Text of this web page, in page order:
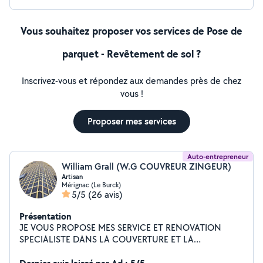
Vous souhaitez proposer vos services de Pose de
parquet - Revêtement de sol ?
Inscrivez-vous et répondez aux demandes près de chez
vous !
Proposer mes services
Auto-entrepreneur
William Grall (W.G COUVREUR ZINGEUR)
Artisan
Mérignac (Le Burck)
5/5 (26 avis)
Présentation
JE VOUS PROPOSE MES SERVICE ET RENOVATION
SPECIALISTE DANS LA COUVERTURE ET LA